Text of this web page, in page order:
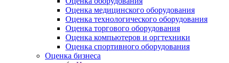
Оценка медицинского оборудования
Оценка технологического оборудования
Оценка торгового оборудования
Оценка компьютеров и оргтехники
Оценка спортивного оборудования
Оценка бизнеса